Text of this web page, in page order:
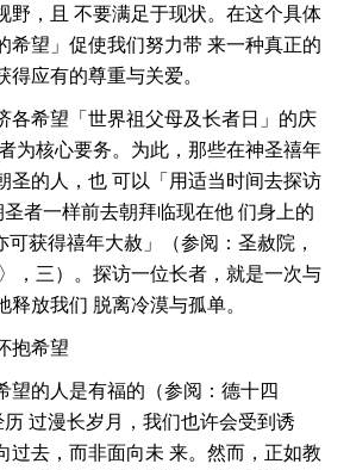
野，且 不要满足于现状。在这个具体
希望」促使我们努力带 来一种真正的
应有的尊重与关爱。
各希望「世界祖父母及长者日」的庆
为核心要务。为此，那些在神圣禧年
圣的人，也 可以「用适当时间去探访
者一样前去朝拜临现在他 们身上的
获得禧年大赦」（参阅：圣赦院，
，三）。探访一位长者，就是一次与
放我们 脱离冷漠与孤单。
抱希望
望的人是有福的（参阅：德十四
过漫长岁月，我们也许会受到诱
过去，而非面向未 来。然而，正如教